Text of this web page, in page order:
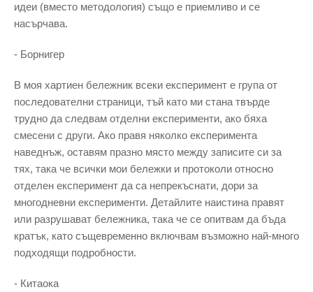
идеи (вместо методология) също е приемливо и се
насърчава.
- Борнигер
В моя хартиен бележник всеки експеримент е група от
последователни страници, тъй като ми стана твърде
трудно да следвам отделни експерименти, ако бяха
смесени с други. Ако правя няколко експеримента
наведнъж, оставям празно място между записите си за
тях, така че всички мои бележки и протоколи относно
отделен експеримент да са непрекъснати, дори за
многодневни експерименти. Детайлите наистина правят
или разрушават бележника, така че се опитвам да бъда
кратък, като същевременно включвам възможно най-много
подходящи подробности.
- Китаока